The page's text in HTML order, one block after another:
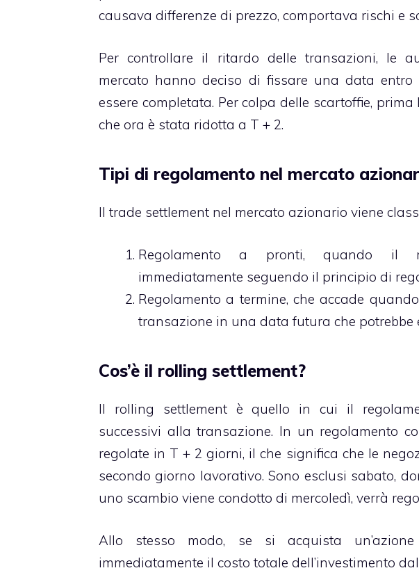
causava differenze di prezzo, comportava rischi e
Per controllare il ritardo delle transazioni, le
mercato hanno deciso di fissare una data
essere completata. Per colpa delle scartoffie,
che ora è stata ridotta a T + 2.
Tipi di regolamento nel mercato
Il trade settlement nel mercato azionario viene
Regolamento a pronti, quando il
immediatamente seguendo il principio di
Regolamento a termine, che accade
transazione in una data futura che potrebbe
Cos’è il rolling settlement?
Il rolling settlement è quello in cui il
successivi alla transazione. In un regolamento
regolate in T + 2 giorni, il che significa che le
secondo giorno lavorativo. Sono esclusi sabato,
uno scambio viene condotto di mercoledì, verrà
Allo stesso modo, se si acquista
immediatamente il costo totale dell’investimento